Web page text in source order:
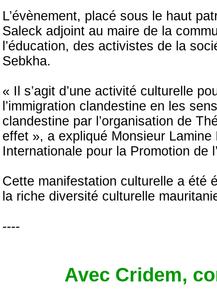
L’évènement, placé sous le haut
Saleck adjoint au maire de la
l’éducation, des activistes de la
Sebkha.
« Il s’agit d’une activité culturelle
l’immigration clandestine en les
clandestine par l’organisation de
effet », a expliqué Monsieur
Internationale pour la Promotion de
Cette manifestation culturelle a été
la riche diversité culturelle
----
Avec Cridem,